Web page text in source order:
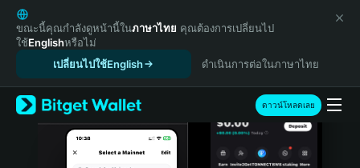
English
日本語
Tiếng Việt
Español (Latinoamérica)
Türkçe
Italiano
ขณะนี้คุณกำลังดูหน้านี้ในภาษาไทย คุณต้องการเปลี่ยนไป
ใช้Englishหรือไม่
เปลี่ยนไปใช้English
ดำเนินการต่อในภาษาไทย
ดาวน์โหลดเลย